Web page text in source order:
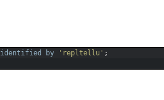
identified by 'repltellu' ;